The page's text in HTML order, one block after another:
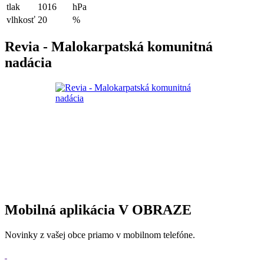
tlak
1016
hPa
vlhkosť 20 %
Revia - Malokarpatská komunitná
nadácia
Mobilná aplikácia V OBRAZE
Novinky z vašej obce priamo v mobilnom telefóne.